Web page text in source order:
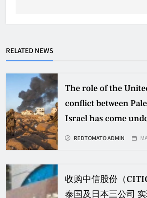
RELATED NEWS
The role of the
conflict between
Israel has come
REDTOMATO ADMIN
收购中信股份（
泰国及日本三公司